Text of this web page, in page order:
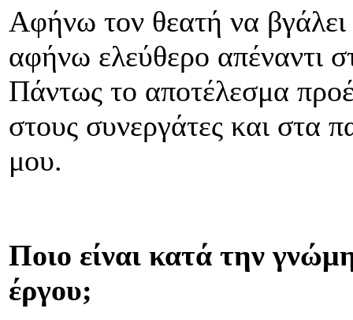
Αφήνω τον θεατή να
αφήνω ελεύθερο απέναντι
Πάντως το αποτέλεσμα
στους συνεργάτες και στα
μου.
Ποιο είναι κατά την
έργου;